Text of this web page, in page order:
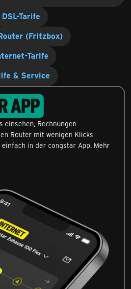
DSL-Tarife
(Fritzbox)
Tarife
& Service
APP
einsehen, Rechnungen
Router mit wenigen Klicks
in der congstar App. Mehr